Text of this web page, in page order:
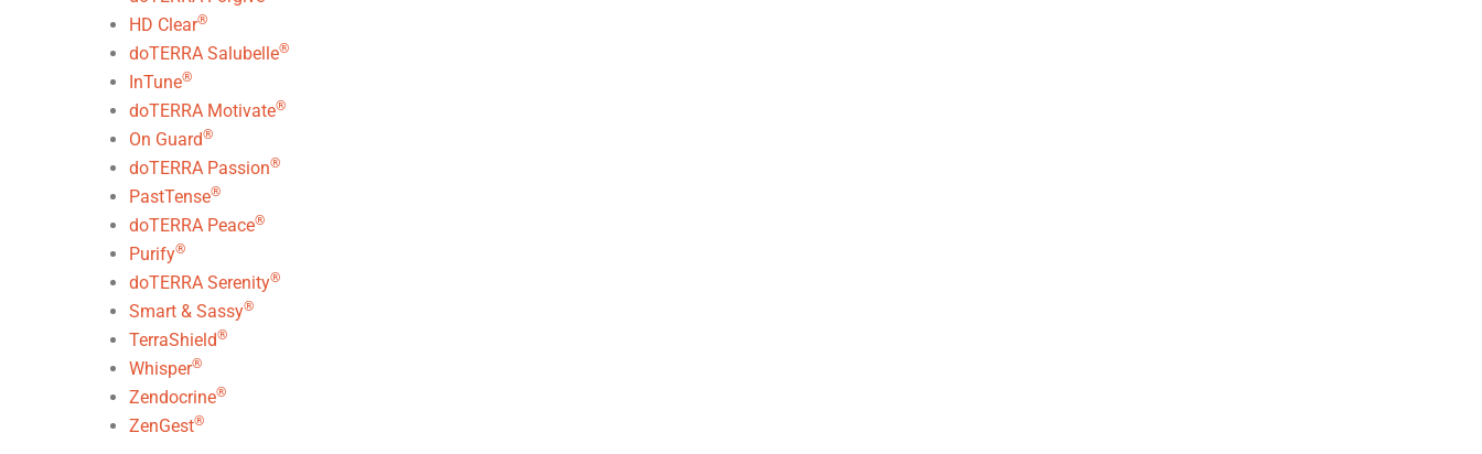
HD Clear®
doTERRA Salubelle®
InTune®
doTERRA Motivate®
On Guard®
doTERRA Passion®
PastTense®
doTERRA Peace®
Purify®
doTERRA Serenity®
Smart & Sassy®
TerraShield®
Whisper®
Zendocrine®
ZenGest®